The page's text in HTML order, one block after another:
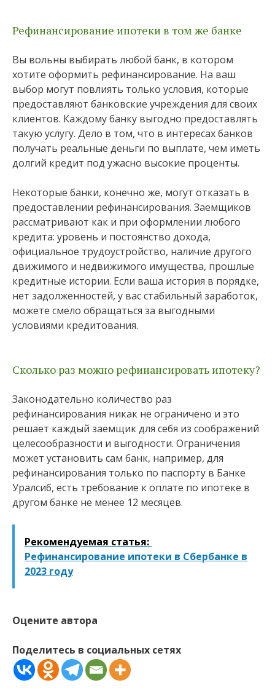
Рефинансирование ипотеки в том же банке
Вы вольны выбирать любой банк, в котором
хотите оформить рефинансирование. На ваш
выбор могут повлиять только условия, которые
предоставляют банковские учреждения для своих
клиентов. Каждому банку выгодно предоставлять
такую услугу. Дело в том, что в интересах банков
получать реальные деньги по выплате, чем иметь
долгий кредит под ужасно высокие проценты.
Некоторые банки, конечно же, могут отказать в
предоставлении рефинансирования. Заемщиков
рассматривают как и при оформлении любого
кредита: уровень и постоянство дохода,
официальное трудоустройство, наличие другого
движимого и недвижимого имущества, прошлые
кредитные истории. Если ваша история в порядке,
нет задолженностей, у вас стабильный заработок,
можете смело обращаться за выгодными
условиями кредитования.
Сколько раз можно рефинансировать ипотеку?
Законодательно количество раз
рефинансирования никак не ограничено и это
решает каждый заемщик для себя из соображений
целесообразности и выгодности. Ограничения
может установить сам банк, например, для
рефинансирования только по паспорту в Банке
Уралсиб, есть требование к оплате по ипотеке в
другом банке не менее 12 месяцев.
Рекомендуемая статья:
Рефинансирование ипотеки в Сбербанке в
2023 году
Оцените автора
Поделитесь в социальных сетях